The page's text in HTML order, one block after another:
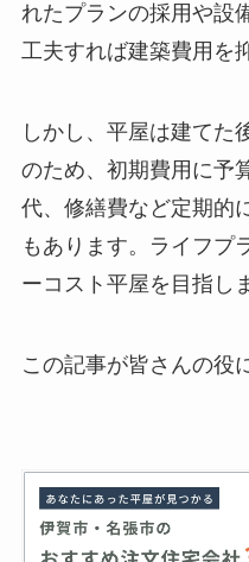
れたプランの採用や設
工夫すれば建築費用を
しかし、平屋は建てた
のため、初期費用に予
代、修繕費など定期的
もあります。ライフプ
ーコスト平屋を目指し
この記事が皆さんの役